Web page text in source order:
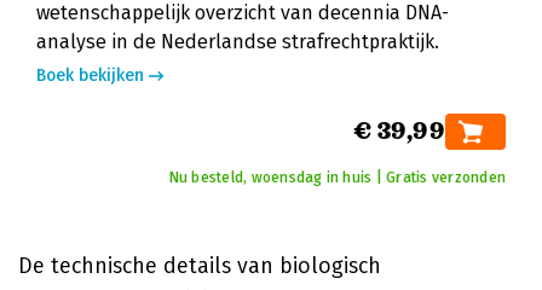
wetenschappelijk overzicht van decennia DNA-
analyse in de Nederlandse strafrechtpraktijk.
Boek bekijken
€ 39,99
Nu besteld, woensdag in huis | Gratis verzonden
De technische details van biologisch